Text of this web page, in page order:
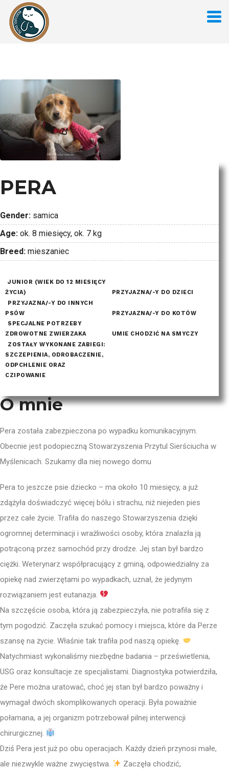
PERA
Gender: samica
Age: ok. 8 miesięcy, ok. 7 kg
Breed: mieszaniec
JUNIOR (WIEK DO 12 MIESIĘCY
ŻYCIA)
PRZYJAZNA/-Y DO DZIECI
PRZYJAZNA/-Y DO INNYCH
PSÓW
PRZYJAZNA/-Y DO KOTÓW
SPECJALNE POTRZEBY
ZDROWOTNE ZWIERZAKA
UMIE CHODZIĆ NA SMYCZY
ZOSTAŁY WYKONANE ZABIEGI:
SZCZEPIENIA, ODROBACZENIE,
ODPCHLENIE ORAZ
CZIPOWANIE
O mnie
Pera została zabezpieczona po wypadku komunikacyjnym.
Obecnie jest podopieczną Stowarzyszenia Przytul Sierściucha w
Myślenicach. Szukamy dla niej nowego domu
Pera to jeszcze psie dziecko – ma około 10 miesięcy, a już
zdążyła doświadczyć więcej bólu i strachu, niż niejeden pies
przez całe życie. Trafiła do naszego Stowarzyszenia dzięki
ogromnej determinacji i wrażliwości osoby, która znalazła ją
potrąconą przez samochód przy drodze. Jej stan był bardzo
ciężki. Weterynarz współpracujący z gminą, odpowiedzialny za
opiekę nad zwierzętami po wypadkach, uznał, że jedynym
rozwiązaniem jest eutanazja.
Na szczęście osoba, która ją zabezpieczyła, nie potrafiła się z
tym pogodzić. Zaczęła szukać pomocy i miejsca, które da Perze
szansę na życie. Właśnie tak trafiła pod naszą opiekę.
Natychmiast wykonaliśmy niezbędne badania – prześwietlenia,
USG oraz konsultacje ze specjalistami. Diagnostyka potwierdziła,
że Pere można uratować, choć jej stan był bardzo poważny i
wymagał dwóch skomplikowanych operacji. Była poważnie
połamana, a jej organizm potrzebował pilnej interwencji
chirurgicznej.
Dziś Pera jest już po obu operacjach. Każdy dzień przynosi małe,
ale niezwykle ważne zwycięstwa.
Zaczęła chodzić,